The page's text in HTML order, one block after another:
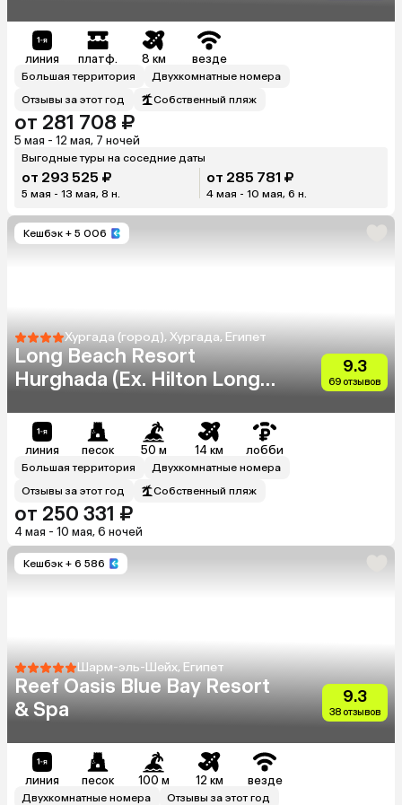
линия платф. 8 км везде
Большая территория
Двухкомнатные номера
Отзывы за этот год
Собственный пляж
от 281 708 ₽
5 мая - 12 мая, 7 ночей
Выгодные туры на соседние даты
от 293 525 ₽
5 мая - 13 мая, 8 н.
от 285 781 ₽
4 мая - 10 мая, 6 н.
Кешбэк + 5 006
Хургада (город), Хургада, Египет
Long Beach Resort
Hurghada (Ex. Hilton Long
9.3
69 отзывов
линия песок 50 м 14 км лобби
Большая территория
Двухкомнатные номера
Отзывы за этот год
Собственный пляж
от 250 331 ₽
4 мая - 10 мая, 6 ночей
Кешбэк + 6 586
Шарм-эль-Шейх, Египет
Reef Oasis Blue Bay Resort
& Spa
9.3
38 отзывов
линия песок 100 м 12 км везде
Двухкомнатные номера
Отзывы за этот год